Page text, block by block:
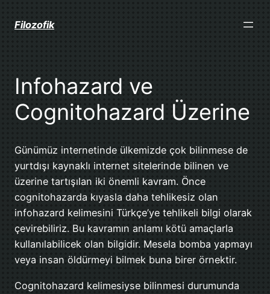
geçFilozofik
Infohazard ve
Cognitohazard Üzerine
Günümüz internetinde ülkemizde çok bilinmese de
yurtdışı kaynaklı internet sitelerinde bilinen ve
üzerine tartışılan iki önemli kavram. Önce
cognitohazarda kıyasla daha tehlikesiz olan
infohazard kelimesini Türkçe’ye tehlikeli bilgi olarak
çevirebiliriz. Bu kavramın anlamı kötü amaçlarla
kullanılabilicek olan bilgidir. Mesela bomba yapmayı
veya insan öldürmeyi bilmek buna birer örnektir.
Cognitohazard kelimesiyse bilinmesi durumunda